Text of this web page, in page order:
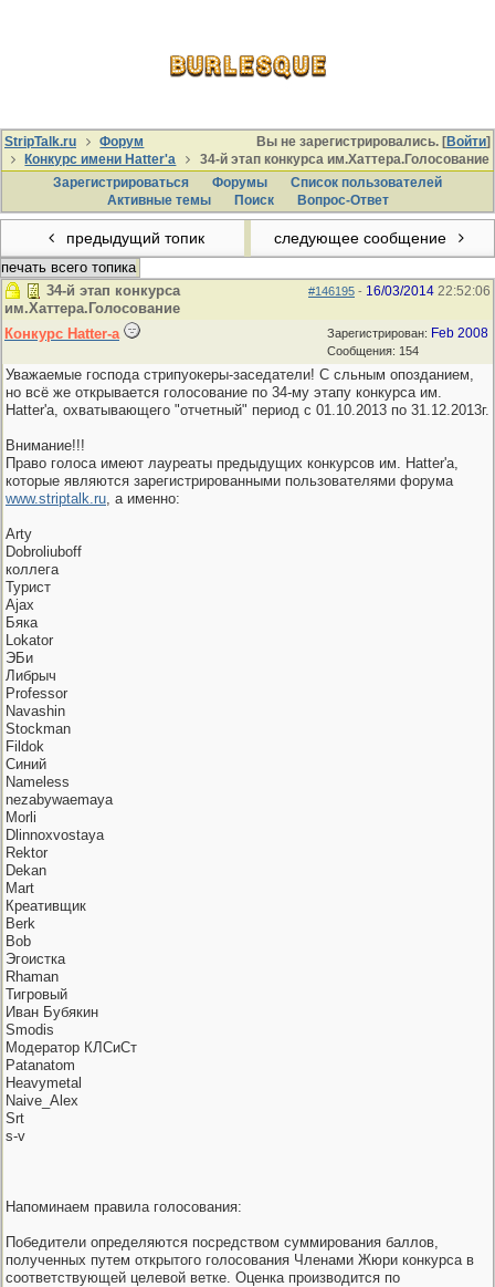
Вы не зарегистрировались. [Войти]
StripTalk.ru
Форум
Конкурс имени Hatter'a
34-й этап конкурса им.Хаттера.Голосование
Зарегистрироваться
Форумы
Список пользователей
Активные темы
Поиcк Вопрос-Ответ
предыдущий топик следующее сообщение
печать всего топика
#146195 - 16/03/2014 22:52:06
34-й этап конкурса
им.Хаттера.Голосование
Зарегистрирован: Feb 2008
Сообщения: 154
Конкурс Hatter-a
Уважаемые господа стрипуокеры-заседатели! С сльным опозданием,
но всё же открывается голосование по 34-му этапу конкурса им.
Hatter'a, охватывающего "отчетный" период с 01.10.2013 по 31.12.2013г.
Внимание!!!
Право голоса имеют лауреаты предыдущих конкурсов им. Hatter'a,
которые являются зарегистрированными пользователями форума
www.striptalk.ru, а именно:
Arty
Dobroliuboff
коллега
Турист
Ajax
Бяка
Lokator
ЭБи
Либрыч
Professor
Navashin
Stoсkman
Fildok
Синий
Nameless
nezabywaemaya
Morli
Dlinnoxvostaya
Rektor
Dekan
Mart
Креативщик
Berk
Bob
Эгоистка
Rhaman
Тигровый
Иван Бубякин
Smodis
Модератор КЛСиСт
Patanatom
Heavymetal
Naive_Alex
Srt
s-v
Напоминаем правила голосования:
Победители определяются посредством суммирования баллов,
полученных путем открытого голосования Членами Жюри конкурса в
соответствующей целевой ветке. Оценка производится по